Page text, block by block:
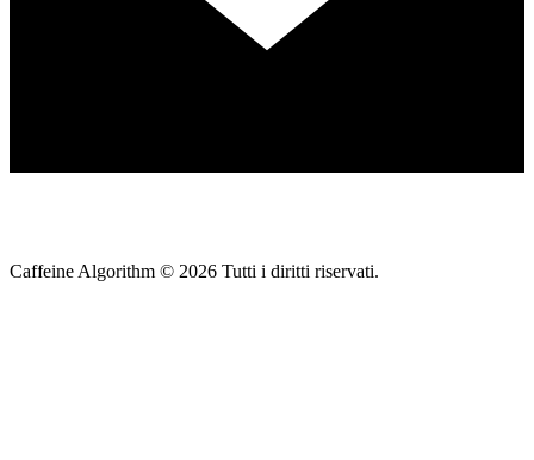
Caffeine Algorithm © 2026 Tutti i diritti riservati.